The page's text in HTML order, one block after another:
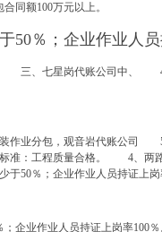
同额100万元以上。
50％；企业作业人
三、 七星岗代账公司中、
4
作业分包， 观音岩代账公司 5.
：工程质量合格。 4、 两
于50％；企业作业人员持证上
；企业作业人员持证上岗率